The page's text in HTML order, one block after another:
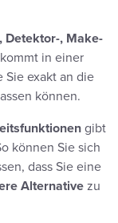
Detektor-, Make-
in einer
Sie exakt an die
können.
gibt
können Sie sich
dass Sie eine
Alternative zu